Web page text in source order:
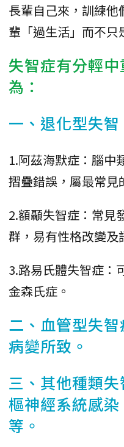
長輩自己來，訓練
輩「過生活」而不只
失智症有分輕
為：
一、退化型失智
1.阿茲海默症：腦中
摺疊錯誤，屬最常見
2.額顳失智症：常見
群，易有性格改變及
3.路易氏體失智症：
金森氏症。
二、血管型失
病變所致。
三、其他種類
樞神經系統感
等。